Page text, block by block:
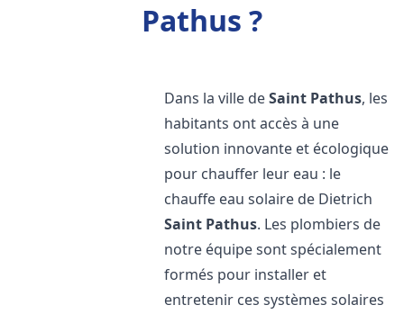
Pathus ?
Dans la ville deSaint Pathus, les
habitants ont accès à une
solution innovante et écologique
pour chauffer leur eau : le
chauffe eau solaire de Dietrich
Saint Pathus. Les plombiers de
notre équipe sont spécialement
formés pour installer et
entretenir ces systèmes solaires